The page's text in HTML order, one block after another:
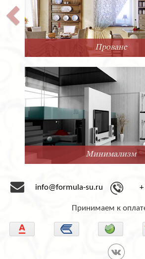
Прованс
Минимализм
info@formula-su.ru
Принимаем к